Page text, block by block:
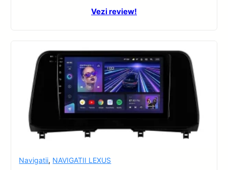
Vezi review!
Navigatii, NAVIGATII LEXUS